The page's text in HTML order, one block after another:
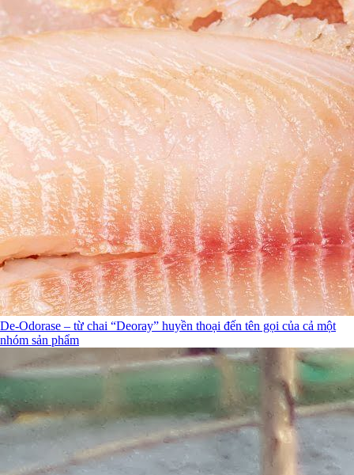
De-Odorase – từ chai “Deoray” huyền thoại đến tên gọi của cả một
nhóm sản phẩm